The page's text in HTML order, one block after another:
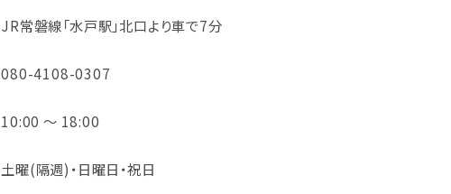
JR常磐線「水戸駅」北口より車で7分
080-4108-0307
10:00 ～ 18:00
土曜(隔週)・日曜日・祝日